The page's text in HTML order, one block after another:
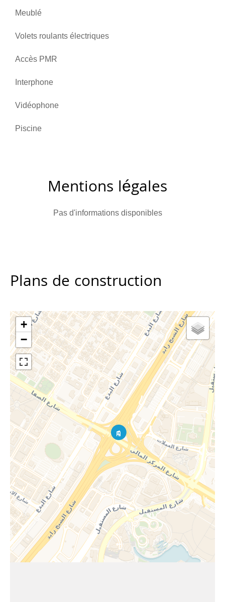
Meublé
Volets roulants électriques
Accès PMR
Interphone
Vidéophone
Piscine
Mentions légales
Pas d'informations disponibles
Plans de construction
+
−